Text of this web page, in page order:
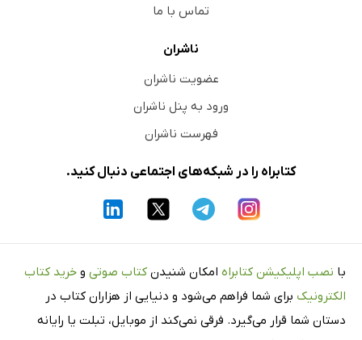
تماس با ما
ناشران
عضویت ناشران
ورود به پنل ناشران
فهرست ناشران
کتابراه را در شبکه‌های اجتماعی دنبال کنید.
با نصب اپلیکیشن کتابراه امکان شنیدن کتاب صوتی و خرید کتاب
الکترونیک برای شما فراهم می‌شود و دنیایی از هزاران کتاب در
دستان شما قرار می‌گیرد. فرقی نمی‌کند از موبایل، تبلت یا رایانه